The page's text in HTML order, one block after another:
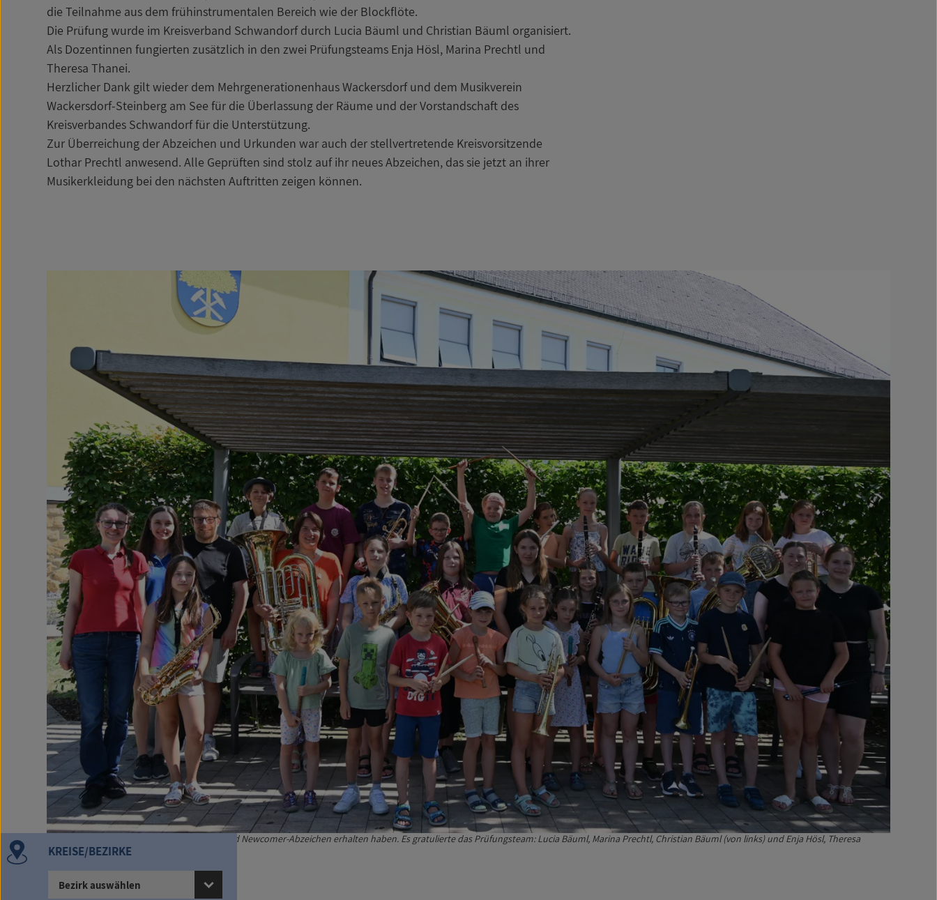
KREISE/BEZIRKE
Bezirk auswählen
die Teilnahme aus dem frühinstrumentalen Bereich wie der Blockflöte.
Die Prüfung wurde im Kreisverband Schwandorf durch Lucia Bäuml und Christian Bäuml organisiert.
Als Dozentinnen fungierten zusätzlich in den zwei Prüfungsteams Enja Hösl, Marina Prechtl und
Theresa Thanei.
Herzlicher Dank gilt wieder dem Mehrgenerationenhaus Wackersdorf und dem Musikverein
Wackersdorf-Steinberg am See für die Überlassung der Räume und der Vorstandschaft des
Kreisverbandes Schwandorf für die Unterstützung.
Zur Überreichung der Abzeichen und Urkunden war auch der stellvertretende Kreisvorsitzende
Lothar Prechtl anwesend. Alle Geprüften sind stolz auf ihr neues Abzeichen, das sie jetzt an ihrer
Musikerkleidung bei den nächsten Auftritten zeigen können.
Musikerinnen und Musiker, die das Junior- und Newcomer-Abzeichen erhalten haben. Es gratulierte das Prüfungsteam: Lucia Bäuml, Marina Prechtl, Christian Bäuml (von links) und Enja Hösl, Theresa
Thanei (von rechts).